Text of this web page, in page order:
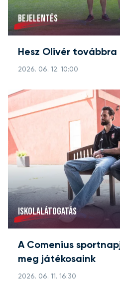
BEJELENTÉS
Hesz Olivér továbbra
2026. 06. 12. 10:00
ISKOLALÁTOGATÁS
A Comenius
meg játékosaink
2026. 06. 11. 16:30